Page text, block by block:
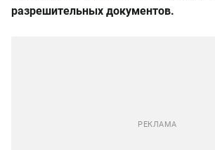
разрешительных документов.